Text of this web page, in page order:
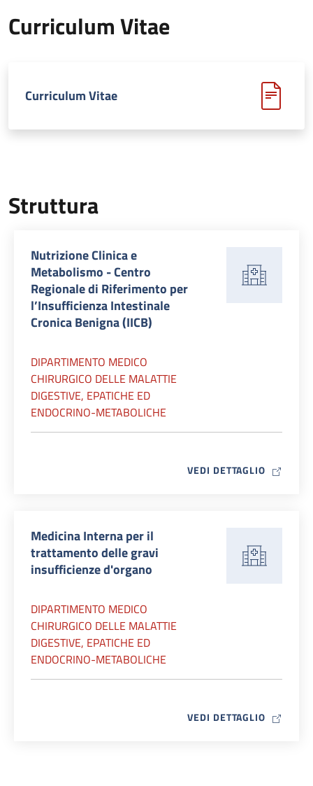
Curriculum Vitae
Curriculum Vitae
Struttura
Nutrizione Clinica e
Metabolismo - Centro
Regionale di Riferimento per
l’Insufficienza Intestinale
Cronica Benigna (IICB)
DIPARTIMENTO MEDICO
CHIRURGICO DELLE MALATTIE
DIGESTIVE, EPATICHE ED
ENDOCRINO-METABOLICHE
VEDI DETTAGLIO MAP ICON
Medicina Interna per il
trattamento delle gravi
insufficienze d'organo
DIPARTIMENTO MEDICO
CHIRURGICO DELLE MALATTIE
DIGESTIVE, EPATICHE ED
ENDOCRINO-METABOLICHE
VEDI DETTAGLIO MAP ICON